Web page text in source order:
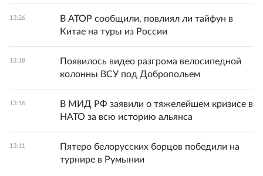
13:26
В АТОР сообщили, повлиял ли тайфун в
Китае на туры из России
13:18
Появилось видео разгрома велосипедной
колонны ВСУ под Добропольем
13:16
В МИД РФ заявили о тяжелейшем кризисе в
НАТО за всю историю альянса
13:11
Пятеро белорусских борцов победили на
турнире в Румынии